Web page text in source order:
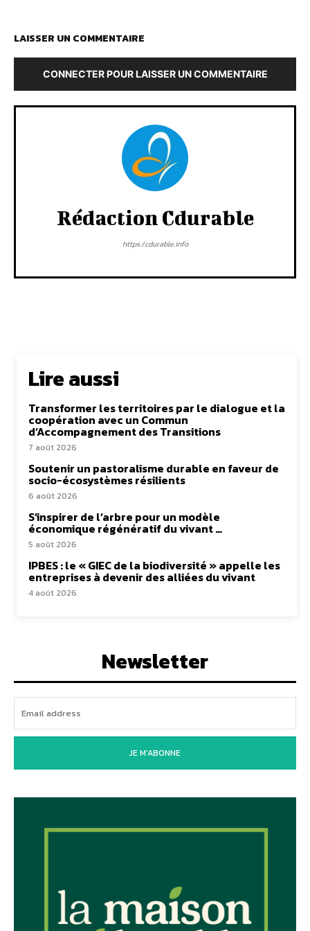
LAISSER UN COMMENTAIRE
CONNECTER POUR LAISSER UN COMMENTAIRE
Rédaction Cdurable
https:/cdurable.info
Lire aussi
Transformer les territoires par le dialogue et la
coopération avec un Commun
d’Accompagnement des Transitions
7 août 2026
Soutenir un pastoralisme durable en faveur de
socio-écosystèmes résilients
6 août 2026
S’inspirer de l’arbre pour un modèle
économique régénératif du vivant …
5 août 2026
IPBES : le « GIEC de la biodiversité » appelle les
entreprises à devenir des alliées du vivant
4 août 2026
Newsletter
JE M'ABONNE